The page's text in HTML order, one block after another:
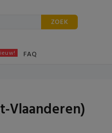
ZOEK
FAQ
Vlaanderen)